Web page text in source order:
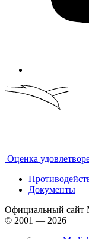
Оценка
Документы
Официальный
© 2001 — 2026